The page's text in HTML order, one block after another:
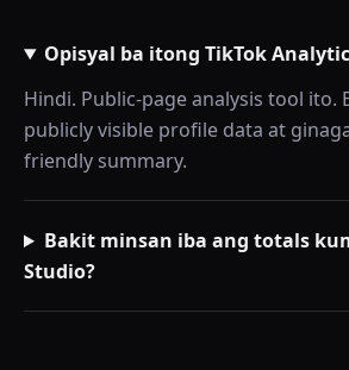
Opisyal ba itong TikTok
Hindi. Public-page analysis tool ito.
publicly visible profile data at
friendly summary.
Bakit minsan iba ang totals
Studio?